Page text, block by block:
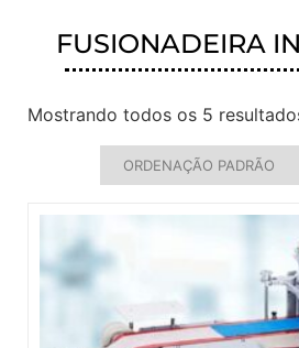
FUSIONADEIRA
Mostrando todos os 5